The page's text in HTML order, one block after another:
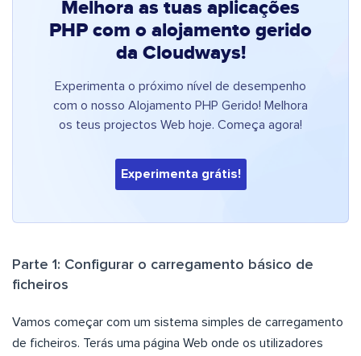
Melhora as tuas aplicações
PHP com o alojamento gerido
da Cloudways!
Experimenta o próximo nível de desempenho
com o nosso Alojamento PHP Gerido! Melhora
os teus projectos Web hoje. Começa agora!
Experimenta grátis!
Parte 1: Configurar o carregamento básico de
ficheiros
Vamos começar com um sistema simples de carregamento
de ficheiros. Terás uma página Web onde os utilizadores